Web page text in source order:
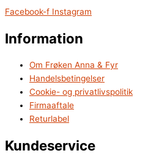
Facebook-f Instagram
Information
Om Frøken Anna & Fyr
Handelsbetingelser
Cookie- og privatlivspolitik
Firmaaftale
Returlabel
Kundeservice